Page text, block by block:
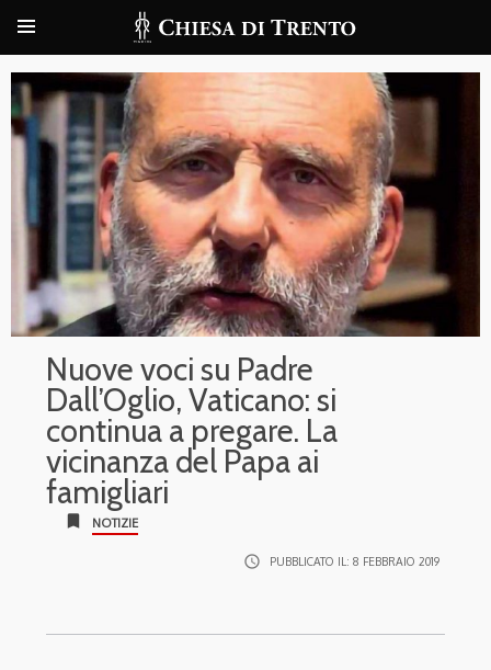
Nuove voci su Padre
Dall’Oglio, Vaticano: si
continua a pregare. La
vicinanza del Papa ai
famigliari
bookmark NOTIZIE
access_time PUBBLICATO IL: 8 FEBBRAIO 2019